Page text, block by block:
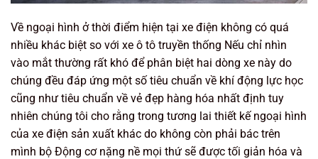
Về ngoại hình ở thời điểm hiện tại xe điện không có quá
nhiều khác biệt so với xe ô tô truyền thống Nếu chỉ nhìn
vào mắt thường rất khó để phân biệt hai dòng xe này do
chúng đều đáp ứng một số tiêu chuẩn về khí động lực học
cũng như tiêu chuẩn về vẻ đẹp hàng hóa nhất định tuy
nhiên chúng tôi cho rằng trong tương lai thiết kế ngoại hình
của xe điện sản xuất khác do không còn phải bác trên
mình bộ Động cơ nặng nề mọi thứ sẽ được tối giản hóa và